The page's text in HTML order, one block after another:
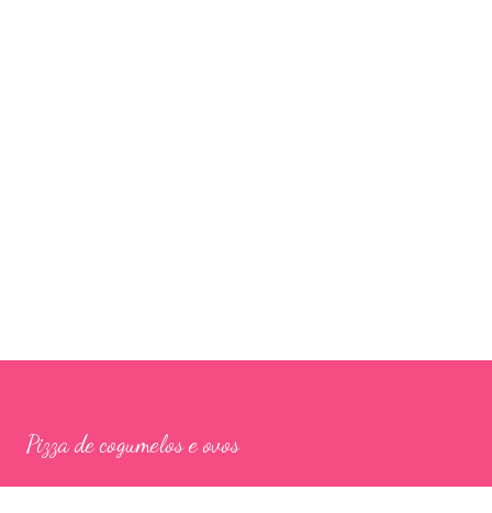
Pizza de cogumelos e ovos